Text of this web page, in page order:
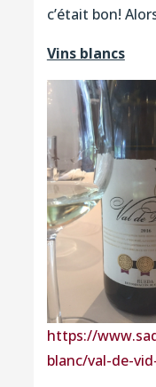
c’était bon!
Vins blancs
https://
blanc/val-de-